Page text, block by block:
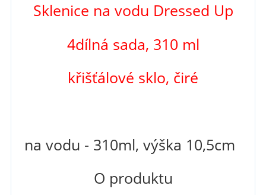
Sklenice na vodu Dressed Up
4dílná sada, 310 ml
křišťálové sklo, čiré
na vodu - 310ml, výška 10,5cm
O produktu